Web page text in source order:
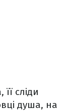
сліди
душа, на